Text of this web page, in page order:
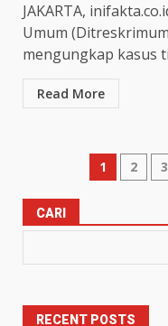
JAKARTA,
Umum
mengungkap kasus
Read More
1 2 3
CARI
RECENT POSTS